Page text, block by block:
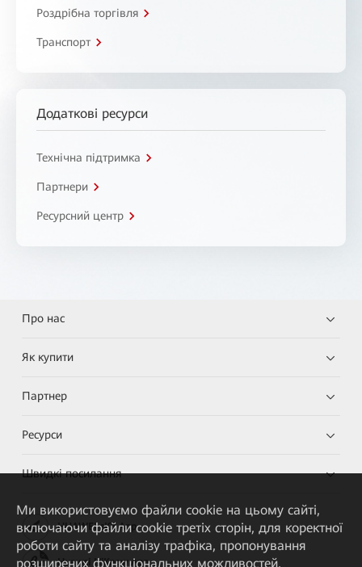
Роздрібна торгівля
Транспорт
Додаткові ресурси
Технічна підтримка
Партнери
Ресурсний центр
Про нас
Як купити
Партнер
Ресурси
Швидкі посилання
HUAWEI eKit App
Huawei HiKnow App
Ми використовуємо файли cookie на цьому сайті,
включаючи файли cookie третіх сторін, для коректної
роботи сайту та аналізу трафіка, пропонування
розширених функціональних можливостей,